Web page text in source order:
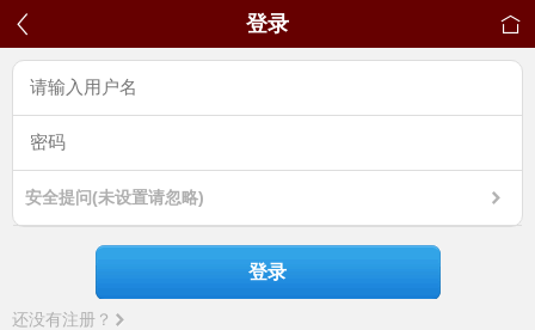
登录
安全提问(未设置请忽略)
登录
还没有注册？